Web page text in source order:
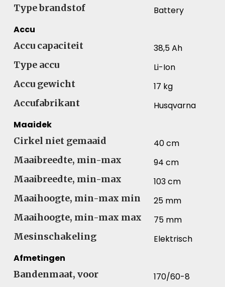
Type brandstof
Battery
Accu
Accu capaciteit
38,5 Ah
Type accu
Li-Ion
Accu gewicht
17 kg
Accufabrikant
Husqvarna
Maaidek
Cirkel niet gemaaid
40 cm
Maaibreedte, min-max
94 cm
Maaibreedte, min-max
103 cm
Maaihoogte, min-max min
25 mm
Maaihoogte, min-max max
75 mm
Mesinschakeling
Elektrisch
Afmetingen
Bandenmaat, voor
170/60-8